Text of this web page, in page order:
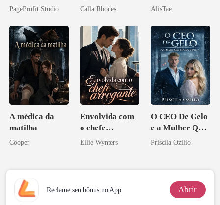
Agora Intocável
PageProfit Studio Calla Rhodes
irmão de meu
AlisTae
A médica da
matilha
Cooper
Envolvida com
o chefe
arrogante
Ellie Wynters
O CEO De Gelo
e a Mulher Que
Ele Jurou Odiar
Priscila Ozilio
Reclame seu bônus no App Abrir